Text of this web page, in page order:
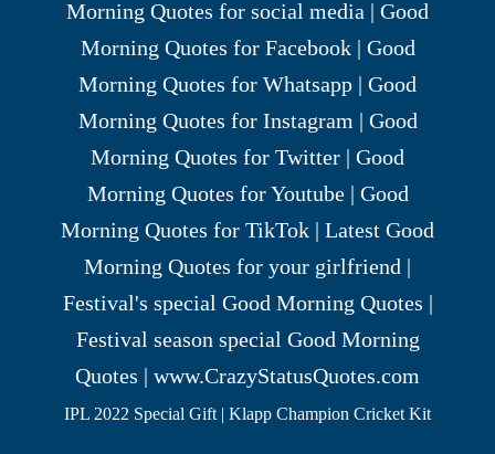
IPL 2022 Special Gift | Klapp Champion Cricket Kit